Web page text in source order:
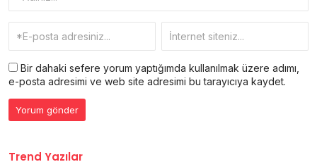
Bir dahaki sefere yorum yaptığımda kullanılmak üzere adımı,
e-posta adresimi ve web site adresimi bu tarayıcıya kaydet.
Trend Yazılar